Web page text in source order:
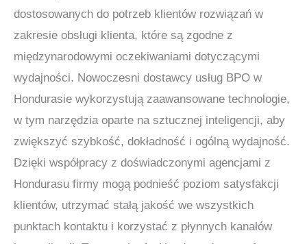
dostosowanych do potrzeb klientów rozwiązań w
zakresie obsługi klienta, które są zgodne z
międzynarodowymi oczekiwaniami dotyczącymi
wydajności. Nowoczesni dostawcy usług BPO w
Hondurasie wykorzystują zaawansowane technologie,
w tym narzędzia oparte na sztucznej inteligencji, aby
zwiększyć szybkość, dokładność i ogólną wydajność.
Dzięki współpracy z doświadczonymi agencjami z
Hondurasu firmy mogą podnieść poziom satysfakcji
klientów, utrzymać stałą jakość we wszystkich
punktach kontaktu i korzystać z płynnych kanałów